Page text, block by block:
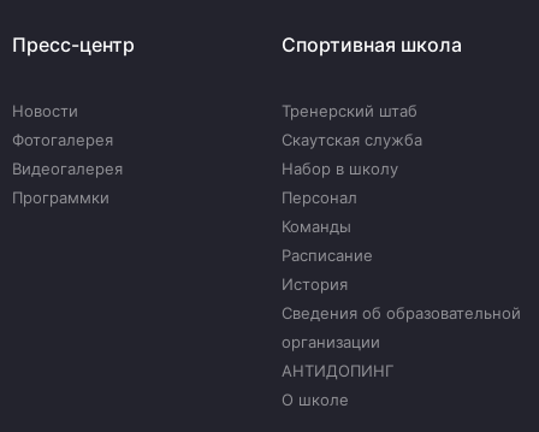
Пресс-центр
Новости
Фотогалерея
Видеогалерея
Программки
Спортивная школа
Тренерский штаб
Скаутская служба
Набор в школу
Персонал
Команды
Расписание
История
Сведения об образовательной
организации
АНТИДОПИНГ
О школе